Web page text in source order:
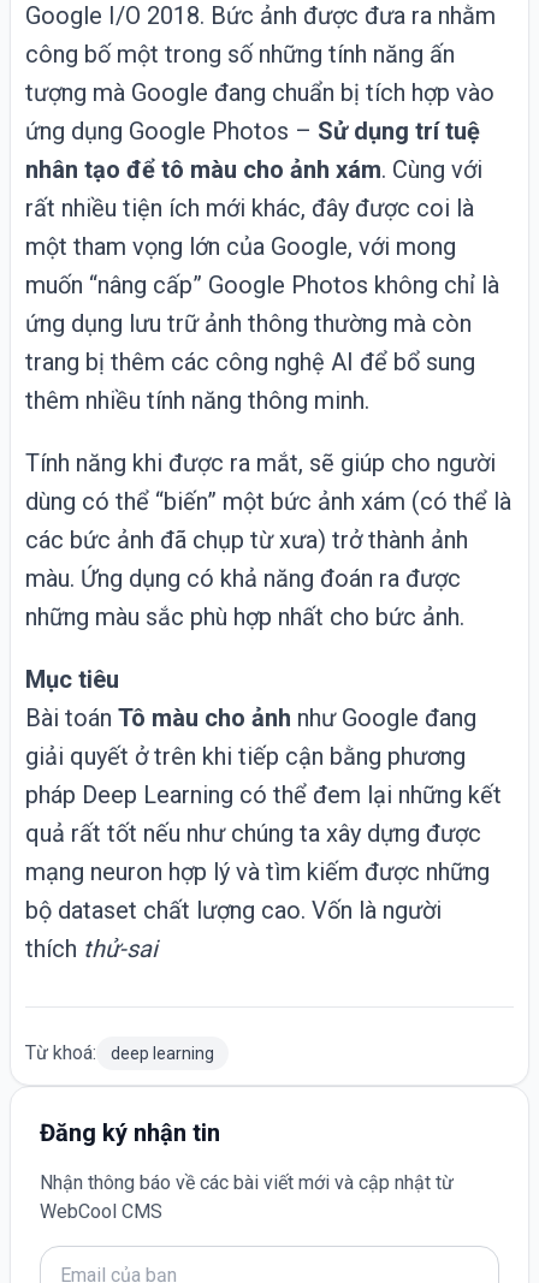
Google I/O 2018. Bức ảnh được đưa ra nhằm
công bố một trong số những tính năng ấn
tượng mà Google đang chuẩn bị tích hợp vào
ứng dụng Google Photos – Sử dụng trí tuệ
nhân tạo để tô màu cho ảnh xám. Cùng với
rất nhiều tiện ích mới khác, đây được coi là
một tham vọng lớn của Google, với mong
muốn “nâng cấp” Google Photos không chỉ là
ứng dụng lưu trữ ảnh thông thường mà còn
trang bị thêm các công nghệ AI để bổ sung
thêm nhiều tính năng thông minh.
Tính năng khi được ra mắt, sẽ giúp cho người
dùng có thể “biến” một bức ảnh xám (có thể là
các bức ảnh đã chụp từ xưa) trở thành ảnh
màu. Ứng dụng có khả năng đoán ra được
những màu sắc phù hợp nhất cho bức ảnh.
Mục tiêu
Bài toán Tô màu cho ảnh như Google đang
giải quyết ở trên khi tiếp cận bằng phương
pháp Deep Learning có thể đem lại những kết
quả rất tốt nếu như chúng ta xây dựng được
mạng neuron hợp lý và tìm kiếm được những
bộ dataset chất lượng cao. Vốn là người
thích thử-sai
Từ khoá: deep learning
Đăng ký nhận tin
Nhận thông báo về các bài viết mới và cập nhật từ
WebCool CMS